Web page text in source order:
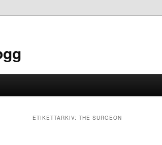
ETIKETTARKIV: THE SURGEON